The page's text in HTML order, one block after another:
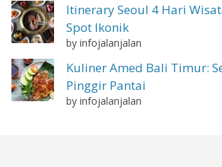
Itinerary Seoul 4 Hari
Spot Ikonik
by infojalanjalan
Kuliner Amed Bali Timur:
Pinggir Pantai
by infojalanjalan